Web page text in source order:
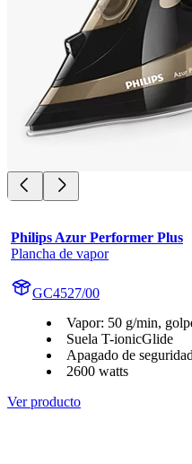
Philips Azur Performer Plus
Plancha de vapor
GC4527/00
Vapor: 50 g/min,
Suela T-ionicGlide
Apagado de
2600 watts
Ver producto